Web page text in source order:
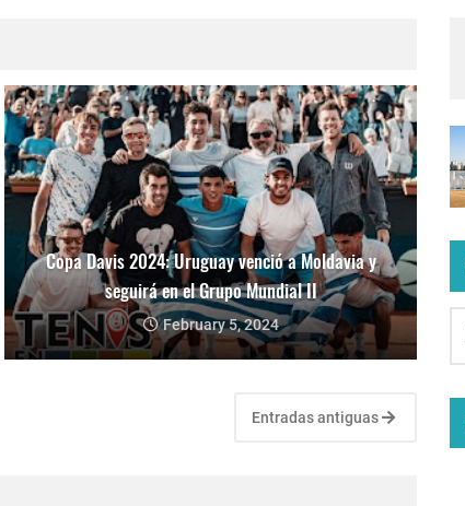
Copa Davis 2024: Uruguay venció a Moldavia y
seguirá en el Grupo Mundial II
February 5, 2024
Entradas antiguas